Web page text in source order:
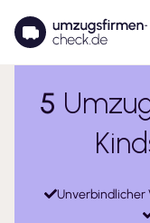
5
Unverbindlicher